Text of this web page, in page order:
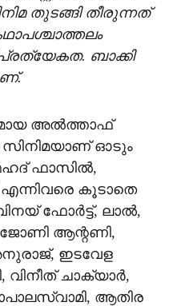
തുടങ്ങി തീരുന്നത്
ബാക്കി
അൽത്താഫ്
സിനിമയാണ് ഓടും
ഫാസില്‍,
കൂടാതെ
ഫോർട്ട്‌, ലാൽ,
ജോണി ആന്റണി,
ഇടവേള
ചാക്യാർ,
ആതിര